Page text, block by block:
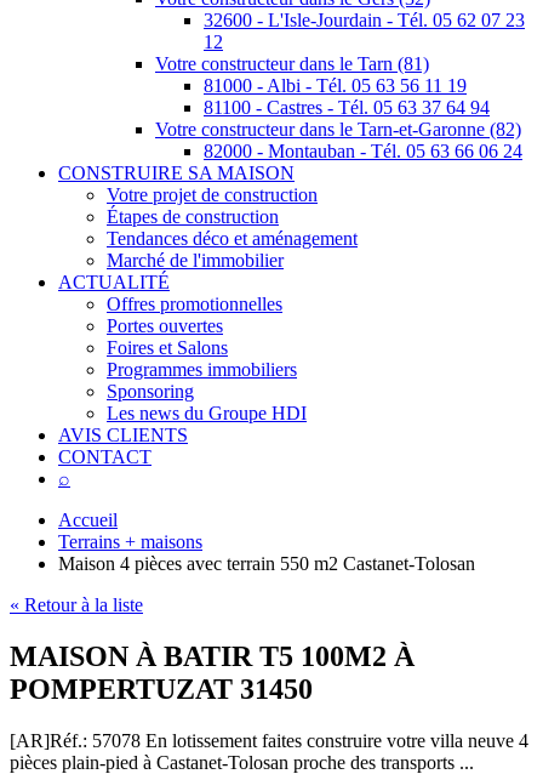
32600 - L'Isle-Jourdain - Tél. 05 62 07 23
12
Votre constructeur dans le Tarn (81)
81000 - Albi - Tél. 05 63 56 11 19
81100 - Castres - Tél. 05 63 37 64 94
Votre constructeur dans le Tarn-et-Garonne (82)
82000 - Montauban - Tél. 05 63 66 06 24
CONSTRUIRE SA MAISON
Votre projet de construction
Étapes de construction
Tendances déco et aménagement
Marché de l'immobilier
ACTUALITÉ
Offres promotionnelles
Portes ouvertes
Foires et Salons
Programmes immobiliers
Sponsoring
Les news du Groupe HDI
AVIS CLIENTS
CONTACT
⌕
Accueil
Terrains + maisons
Maison 4 pièces avec terrain 550 m2 Castanet-Tolosan
« Retour à la liste
MAISON À BATIR T5 100M2 À
POMPERTUZAT 31450
[AR]Réf.: 57078 En lotissement faites construire votre villa neuve 4
pièces plain-pied à Castanet-Tolosan proche des transports ...